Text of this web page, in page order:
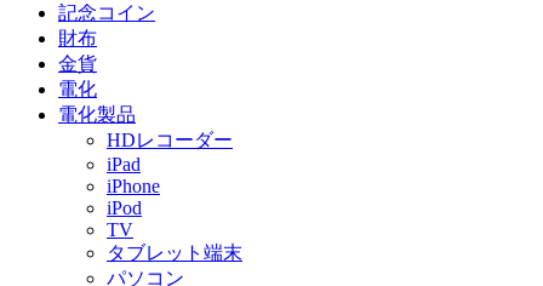
記念コイン
財布
金貨
電化
電化製品
HDレコーダー
iPad
iPhone
iPod
TV
タブレット端末
パソコン